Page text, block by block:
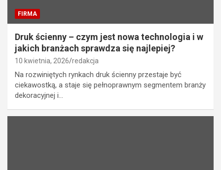
FIRMA
Druk ścienny – czym jest nowa technologia i w
jakich branżach sprawdza się najlepiej?
10 kwietnia, 2026 redakcja
Na rozwiniętych rynkach druk ścienny przestaje być
ciekawostką, a staje się pełnoprawnym segmentem branży
dekoracyjnej i…